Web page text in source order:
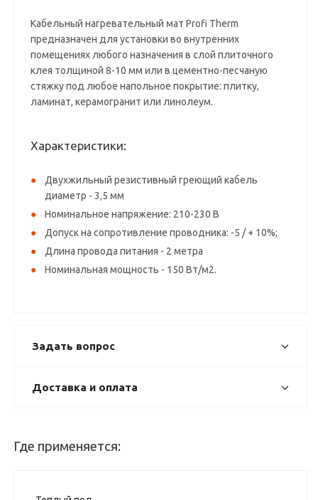
Кабельный нагревательный мат Profi Therm
предназначен для установки во внутренних
помещениях любого назначения в слой плиточного
клея толщиной 8-10 мм или в цементно-песчаную
стяжку под любое напольное покрытие: плитку,
ламинат, керамогранит или линолеум.
Характеристики:
Двухжильный резистивный греющий кабель
диаметр - 3,5 мм
Номинальное напряжение: 210-230 В
Допуск на сопротивление проводника: -5 / + 10%;
Длина провода питания - 2 метра
Номинальная мощность - 150 Вт/м2.
Задать вопрос
Доставка и оплата
Где применяется: